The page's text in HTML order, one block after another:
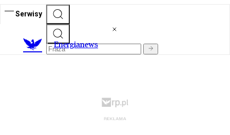
Serwisy
Energianews